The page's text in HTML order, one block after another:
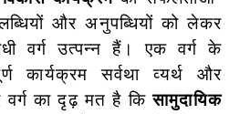
और अनुपब्धियों को लेकर
वर्ग उत्पन्न हैं। एक वर्ग के
कार्यक्रम सर्वथा व्यर्थ और
का दृढ़ मत है किसामुदायिक